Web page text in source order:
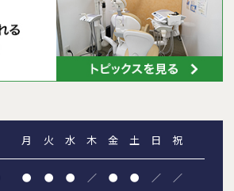
月 火 水 木 金 土 日 祝
● ● ● ／ ● ● ／ ／